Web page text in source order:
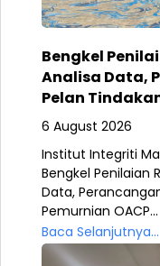
Bengkel
Analisa Data,
Pelan
6 August 2026
Institut Integriti
Bengkel Penilaian
Data,
Pemurnian OACP...
Baca Selanjutnya...